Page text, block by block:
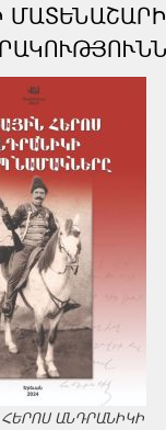
ՄԱՏԵՆԱՇԱՐԻ
ԱՆԴՐԱՆԻԿԻ